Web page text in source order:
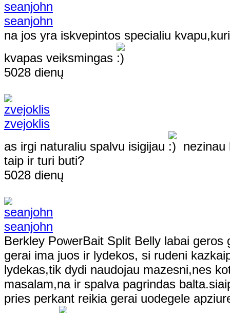
seanjohn
na jos yra iskvepintos specialiu
kvapas veiksmingas
5028 dienų
zvejoklis
as irgi naturaliu spalvu isigijau
taip ir turi buti?
5028 dienų
seanjohn
Berkley PowerBait Split Belly labai
gerai ima juos ir lydekos, si rudeni
lydekas,tik dydi naudojau mazesni,nes
masalam,na ir spalva pagrindas
pries perkant reikia gerai uodegele